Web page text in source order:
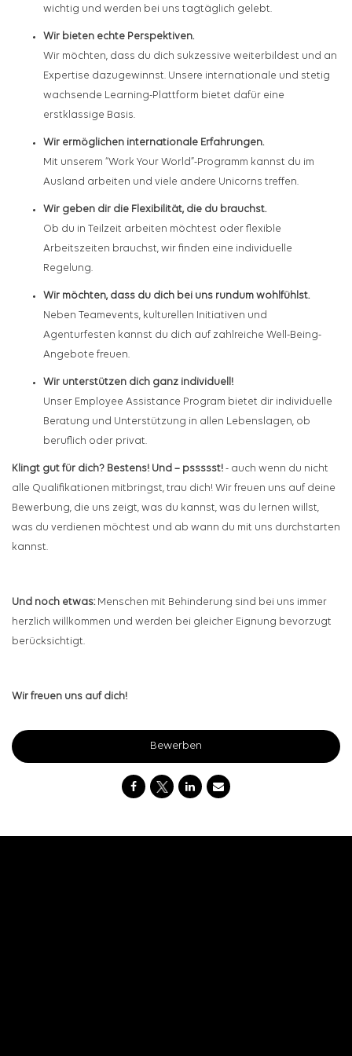
wichtig und werden bei uns tagtäglich gelebt.
Wir bieten echte Perspektiven.
Wir möchten, dass du dich sukzessive weiterbildest und an
Expertise dazugewinnst. Unsere internationale und stetig
wachsende Learning-Plattform bietet dafür eine
erstklassige Basis.
Wir ermöglichen internationale Erfahrungen.
Mit unserem “Work Your World”-Programm kannst du im
Ausland arbeiten und viele andere Unicorns treffen.
Wir geben dir die Flexibilität, die du brauchst.
Ob du in Teilzeit arbeiten möchtest oder flexible
Arbeitszeiten brauchst, wir finden eine individuelle
Regelung.
Wir möchten, dass du dich bei uns rundum wohlfühlst.
Neben Teamevents, kulturellen Initiativen und
Agenturfesten kannst du dich auf zahlreiche Well-Being-
Angebote freuen.
Wir unterstützen dich ganz individuell!
Unser Employee Assistance Program bietet dir individuelle
Beratung und Unterstützung in allen Lebenslagen, ob
beruflich oder privat.
Klingt gut für dich? Bestens! Und – pssssst! - auch wenn du nicht
alle Qualifikationen mitbringst, trau dich! Wir freuen uns auf deine
Bewerbung, die uns zeigt, was du kannst, was du lernen willst,
was du verdienen möchtest und ab wann du mit uns durchstarten
kannst.
Und noch etwas: Menschen mit Behinderung sind bei uns immer
herzlich willkommen und werden bei gleicher Eignung bevorzugt
berücksichtigt.
Wir freuen uns auf dich!
Bewerben